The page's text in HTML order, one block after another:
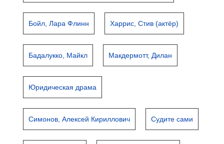
Бойл, Лара Флинн Харрис, Стив (актёр)
Бадалукко, Майкл Макдермотт, Дилан
Юридическая драма
Симонов, Алексей Кириллович Судите сами